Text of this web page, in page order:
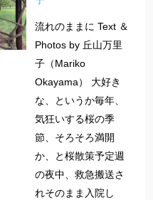
流れのままに Text ＆
Photos by 丘山万里
子（Mariko
Okayama） 大好き
な、というか毎年、
気狂いする桜の季
節、そろそろ満開
か、と桜散策予定週
の夜中、救急搬送さ
れそのまま入院し